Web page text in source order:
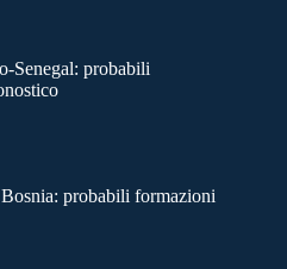
Senegal: probabili
probabili formazioni